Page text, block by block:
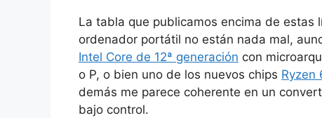
La tabla que publicamos encima de estas
ordenador portátil no están nada mal,
Intel Core de 12ª generación con
o P, o bien uno de los nuevos chips Ryzen
demás me parece coherente en un
bajo control.